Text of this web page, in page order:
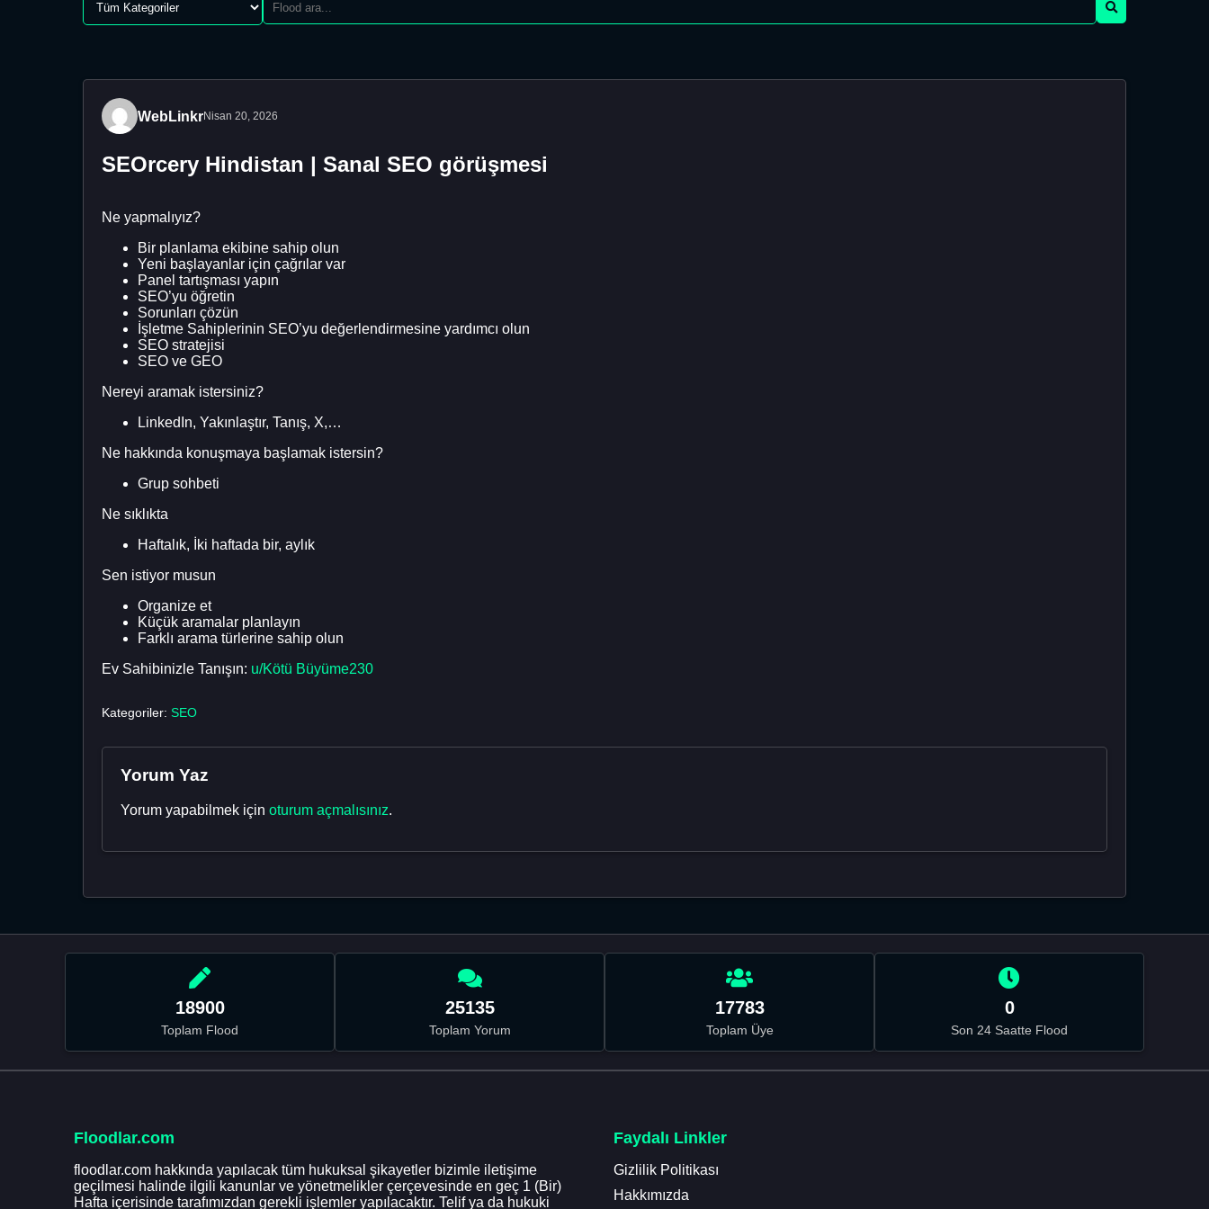
WebLinkrNisan 20, 2026
SEOrcery Hindistan | Sanal SEO görüşmesi
Ne yapmalıyız?
Bir planlama ekibine sahip olun
Yeni başlayanlar için çağrılar var
Panel tartışması yapın
SEO’yu öğretin
Sorunları çözün
İşletme Sahiplerinin SEO’yu değerlendirmesine yardımcı olun
SEO stratejisi
SEO ve GEO
Nereyi aramak istersiniz?
LinkedIn, Yakınlaştır, Tanış, X,…
Ne hakkında konuşmaya başlamak istersin?
Grup sohbeti
Ne sıklıkta
Haftalık, İki haftada bir, aylık
Sen istiyor musun
Organize et
Küçük aramalar planlayın
Farklı arama türlerine sahip olun
Ev Sahibinizle Tanışın: u/Kötü Büyüme230
Kategoriler: SEO
Yorum Yaz
Yorum yapabilmek için oturum açmalısınız.
18900
Toplam Flood
25135
Toplam Yorum
17783
Toplam Üye
0
Son 24 Saatte Flood
Floodlar.com
floodlar.com hakkında yapılacak tüm hukuksal şikayetler bizimle iletişime
geçilmesi halinde ilgili kanunlar ve yönetmelikler çerçevesinde en geç 1 (Bir)
Hafta içerisinde tarafımızdan gerekli işlemler yapılacaktır. Telif ya da hukuki
Faydalı Linkler
Gizlilik Politikası
Hakkımızda